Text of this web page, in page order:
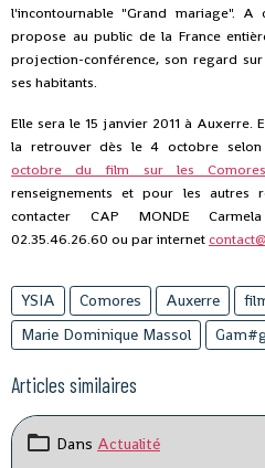
l'incontournable "Grand mariage".
propose au public de la France
projection-conférence, son regard
ses habitants.
Elle sera le 15 janvier 2011 à Auxerre.
la retrouver dès le 4 octobre selon
octobre du film sur les
renseignements et pour les autres
contacter CAP MONDE
02.35.46.26.60 ou par internet
YSIA Comores Auxerre
Marie Dominique Massol
Articles similaires
Dans Actualité